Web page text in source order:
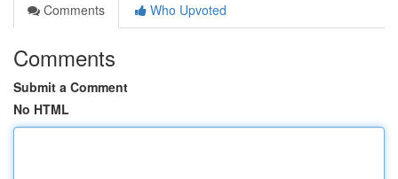
Comments
Who Upvoted
Comments
Submit a Comment
No HTML